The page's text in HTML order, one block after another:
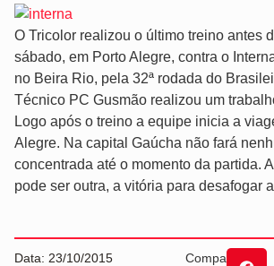
O Tricolor realizou o último treino antes
sábado, em Porto Alegre, contra o
no Beira Rio, pela 32ª rodada do
Técnico PC Gusmão realizou um
Logo após o treino a equipe inicia a
Alegre. Na capital Gaúcha não fará
concentrada até o momento da partida.
pode ser outra, a vitória para desafogar
Data: 23/10/2015
Compartilhe: